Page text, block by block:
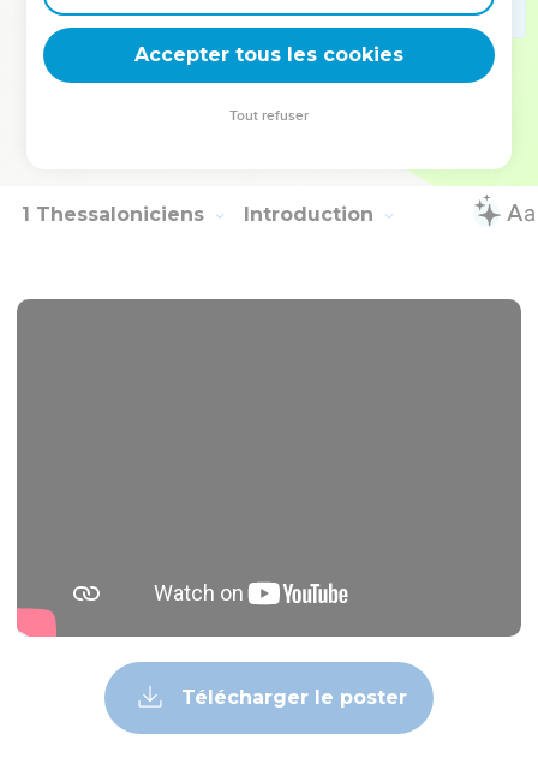
Souvenez-vous que je suis en prison ! Que Dieu vous
bénisse !
© Société biblique française – Bibli’O, 2000, avec autorisation. Pour vous procurer
1 Thessaloniciens Introduction
Télécharger le poster
Accepter tous les cookies
Tout refuser